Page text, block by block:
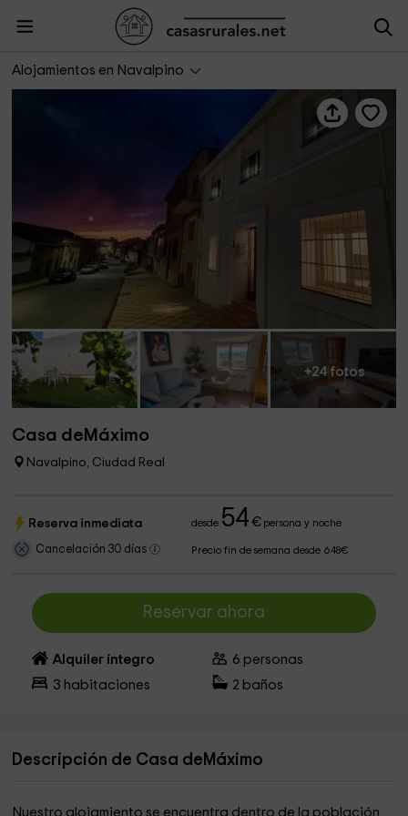
Alojamientos en Navalpino
+24 fotos
Casa deMáximo
Navalpino, Ciudad Real
Reserva inmediata desde 54 €persona y noche
Cancelación 30 días Precio fin de semana desde 648€
Reservar ahora
Alquiler íntegro 6 personas
3 habitaciones 2 baños
Descripción de Casa deMáximo
Nuestro alojamiento se encuentra dentro de la población